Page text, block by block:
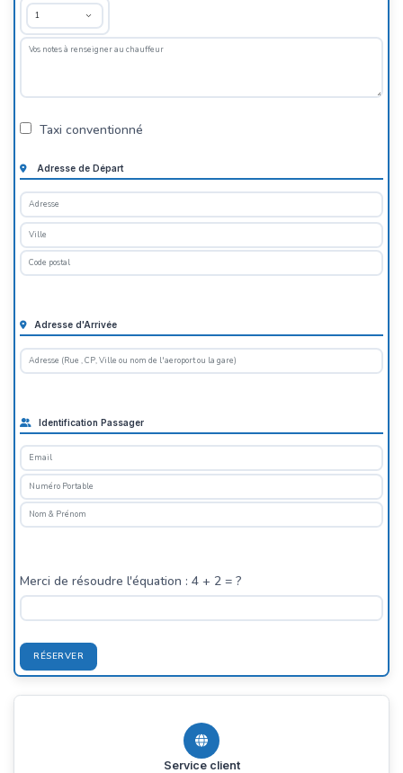
Taxi conventionné
Adresse de Départ
Adresse d'Arrivée
Identification Passager
Merci de résoudre l'équation : 4 + 2 = ?
RÉSERVER
Service client